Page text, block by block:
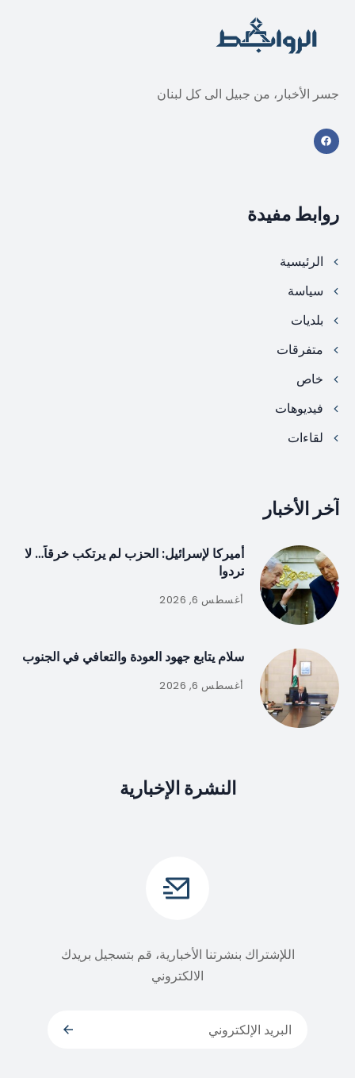
جسر الأخبار، من جبيل الى كل لبنان
روابط مفيدة
الرئيسية
سياسة
بلديات
متفرقات
خاص
فيديوهات
لقاءات
آخر الأخبار
أميركا لإسرائيل: الحزب لم يرتكب خرقاً… لا
تردوا
أغسطس 6, 2026
سلام يتابع جهود العودة والتعافي في الجنوب
أغسطس 6, 2026
النشرة الإخبارية
اللإشتراك بنشرتنا الأخبارية، قم بتسجيل بريدك
الالكتروني